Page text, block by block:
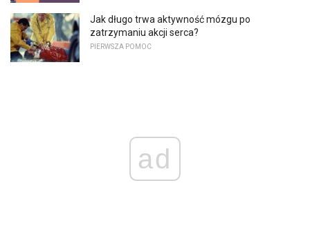
Jak długo trwa aktywność mózgu po
zatrzymaniu akcji serca?
PIERWSZA POMOC
ad